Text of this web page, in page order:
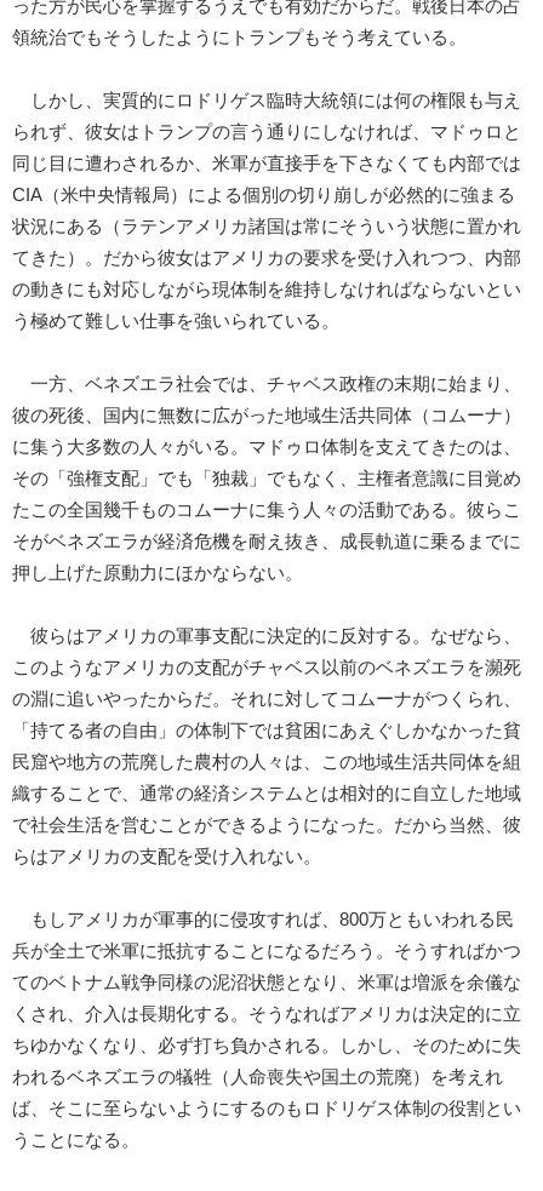
った方が民心を掌握するうえでも有効だからだ。戦後日本の占
領統治でもそうしたようにトランプもそう考えている。
しかし、実質的にロドリゲス臨時大統領には何の権限も与え
られず、彼女はトランプの言う通りにしなければ、マドゥロと
同じ目に遭わされるか、米軍が直接手を下さなくても内部では
CIA（米中央情報局）による個別の切り崩しが必然的に強まる
状況にある（ラテンアメリカ諸国は常にそういう状態に置かれ
てきた）。だから彼女はアメリカの要求を受け入れつつ、内部
の動きにも対応しながら現体制を維持しなければならないとい
う極めて難しい仕事を強いられている。
一方、ベネズエラ社会では、チャベス政権の末期に始まり、
彼の死後、国内に無数に広がった地域生活共同体（コムーナ）
に集う大多数の人々がいる。マドゥロ体制を支えてきたのは、
その「強権支配」でも「独裁」でもなく、主権者意識に目覚め
たこの全国幾千ものコムーナに集う人々の活動である。彼らこ
そがベネズエラが経済危機を耐え抜き、成長軌道に乗るまでに
押し上げた原動力にほかならない。
彼らはアメリカの軍事支配に決定的に反対する。なぜなら、
このようなアメリカの支配がチャベス以前のベネズエラを瀕死
の淵に追いやったからだ。それに対してコムーナがつくられ、
「持てる者の自由」の体制下では貧困にあえぐしかなかった貧
民窟や地方の荒廃した農村の人々は、この地域生活共同体を組
織することで、通常の経済システムとは相対的に自立した地域
で社会生活を営むことができるようになった。だから当然、彼
らはアメリカの支配を受け入れない。
もしアメリカが軍事的に侵攻すれば、800万ともいわれる民
兵が全土で米軍に抵抗することになるだろう。そうすればかつ
てのベトナム戦争同様の泥沼状態となり、米軍は増派を余儀な
くされ、介入は長期化する。そうなればアメリカは決定的に立
ちゆかなくなり、必ず打ち負かされる。しかし、そのために失
われるベネズエラの犠牲（人命喪失や国土の荒廃）を考えれ
ば、そこに至らないようにするのもロドリゲス体制の役割とい
うことになる。